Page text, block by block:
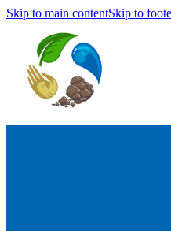
Skip to main contentSkip to